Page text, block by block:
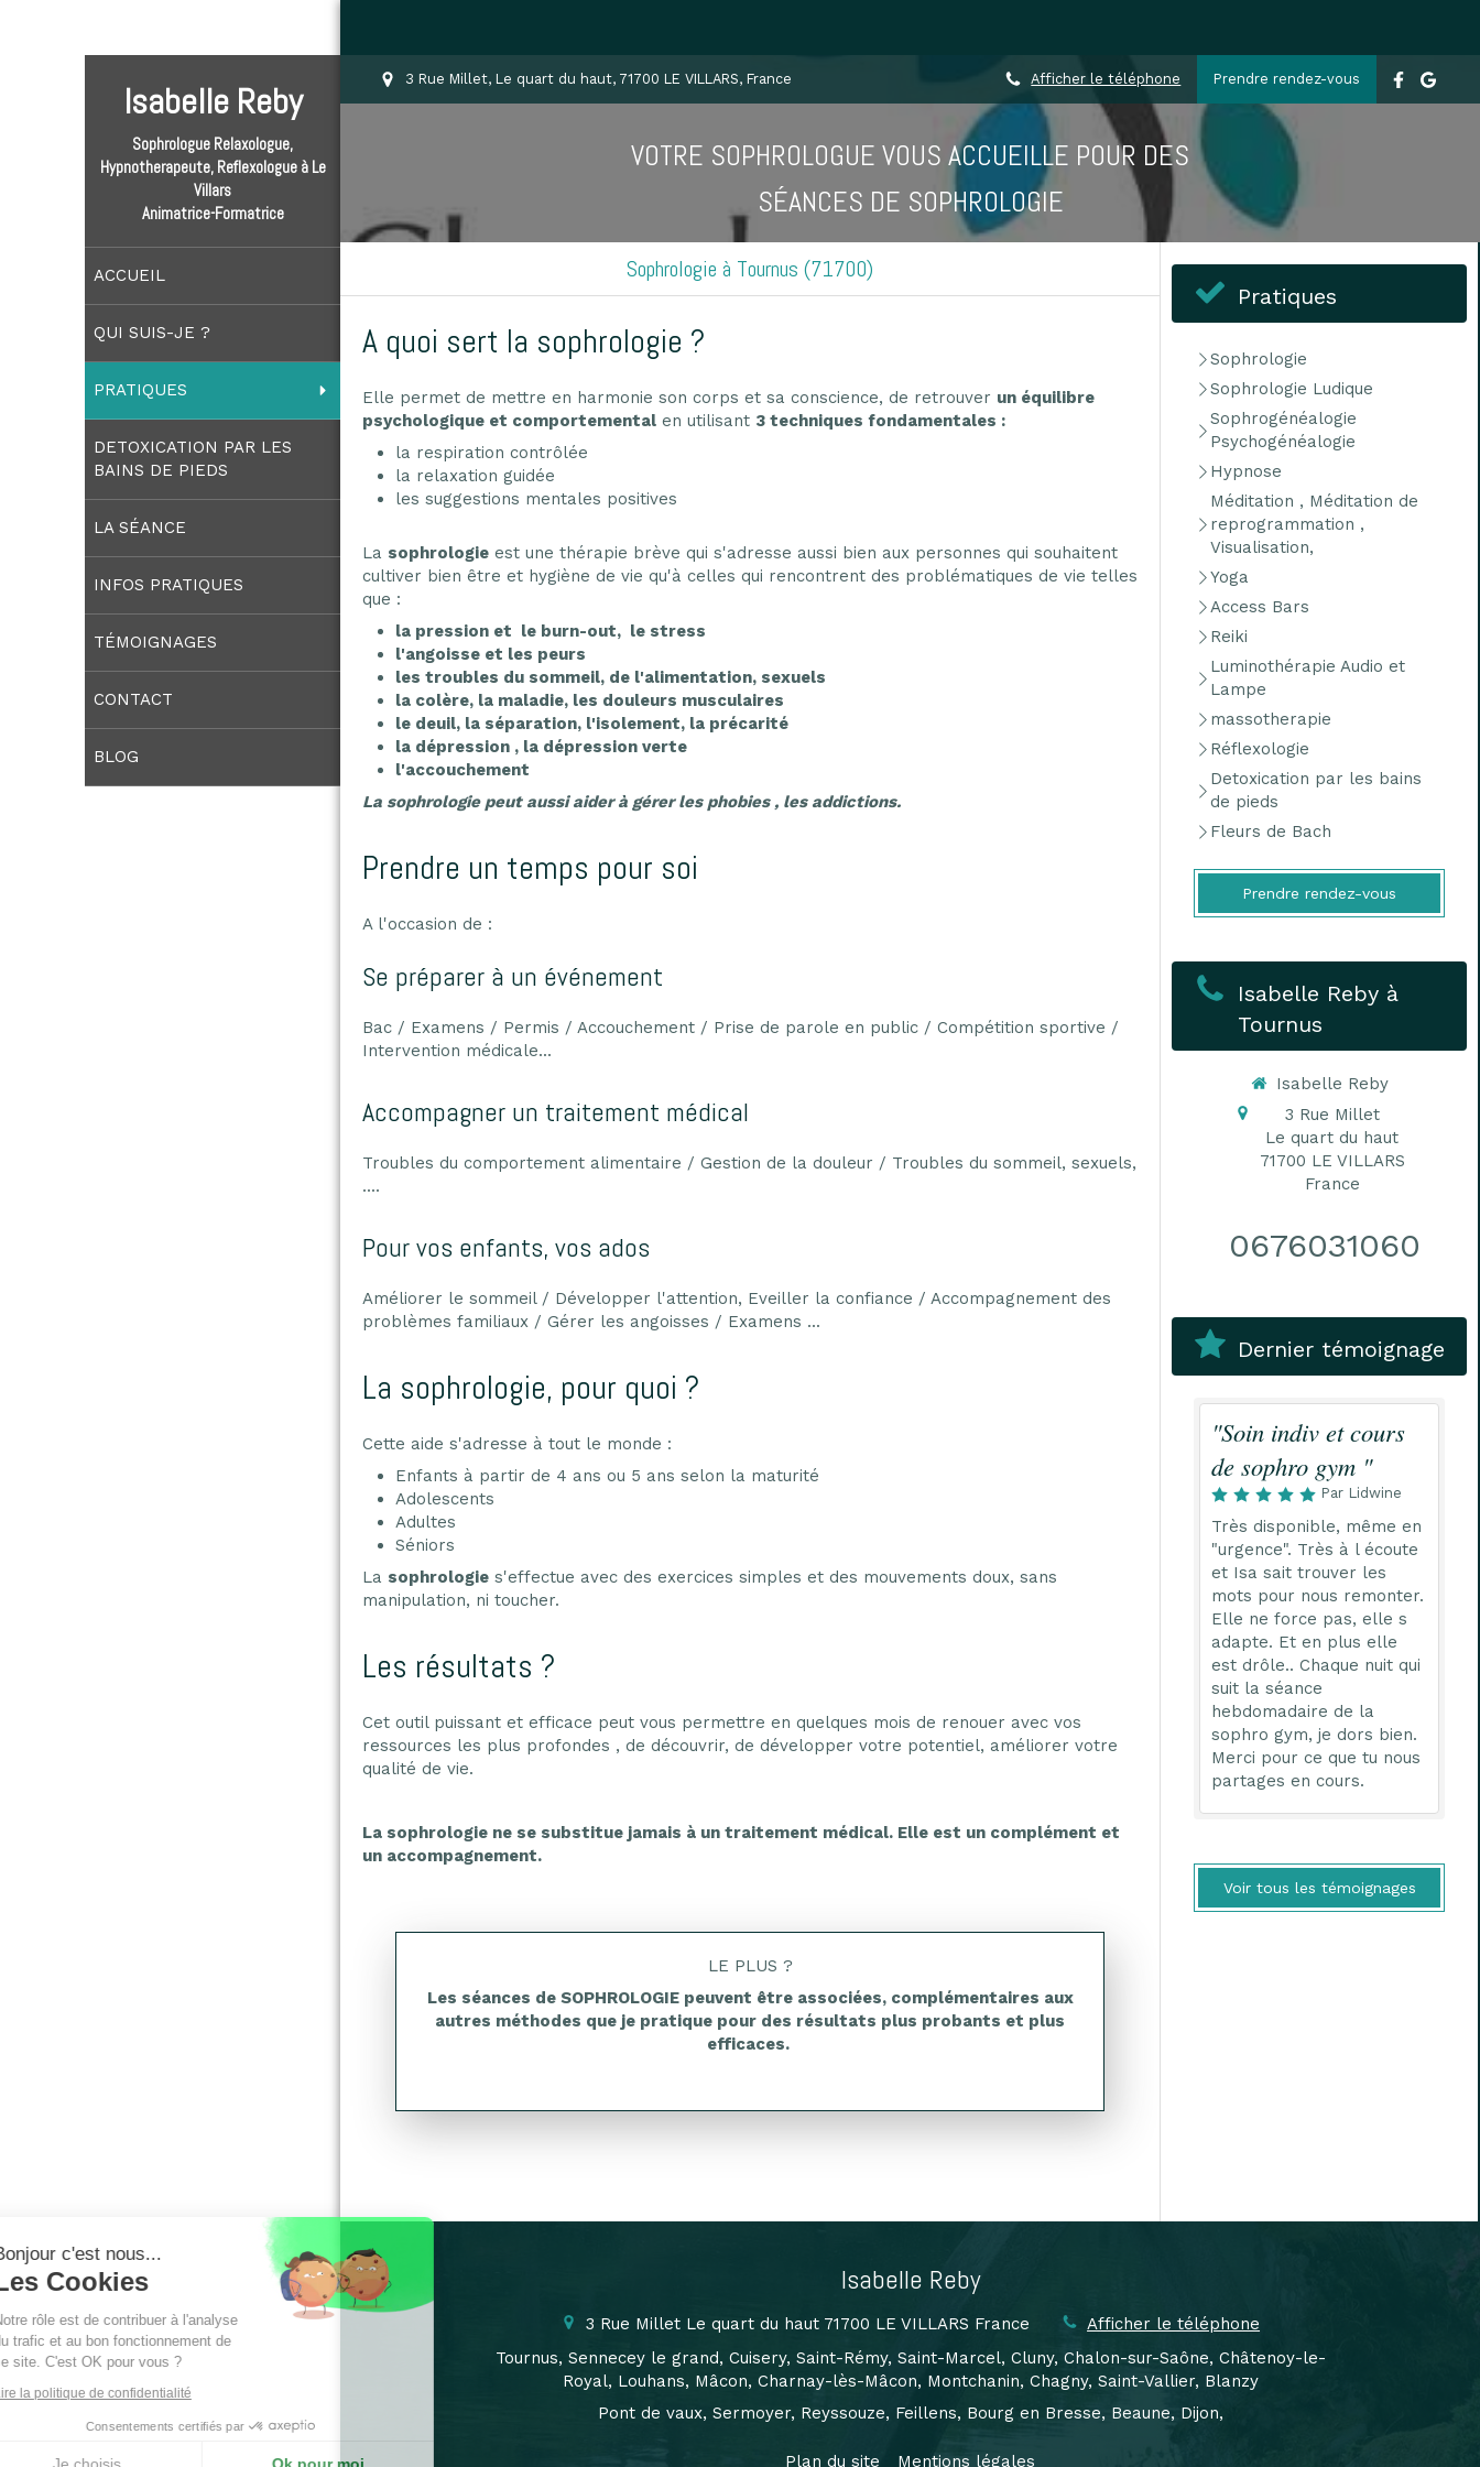
Isabelle Reby
Sophrologue Relaxologue,
Hypnotherapeute, Reflexologue à Le
Villars
Animatrice-Formatrice
ACCUEIL
QUI SUIS-JE ?
PRATIQUES
DETOXICATION PAR LES
BAINS DE PIEDS
LA SÉANCE
INFOS PRATIQUES
TÉMOIGNAGES
CONTACT
BLOG
3 Rue Millet, Le quart du haut, 71700 LE VILLARS, France Prendre rendez-vous
Afficher le téléphone
VOTRE SOPHROLOGUE VOUS ACCUEILLE POUR DES
SÉANCES DE SOPHROLOGIE
Sophrologie à Tournus (71700)
A quoi sert la sophrologie ?
Elle permet de mettre en harmonie son corps et sa conscience, de retrouver un équilibre
psychologique et comportemental en utilisant 3 techniques fondamentales :
la respiration contrôlée
la relaxation guidée
les suggestions mentales positives
La sophrologie est une thérapie brève qui s'adresse aussi bien aux personnes qui souhaitent
cultiver bien être et hygiène de vie qu'à celles qui rencontrent des problématiques de vie telles
que :
la pression et le burn-out, le stress
l'angoisse et les peurs
les troubles du sommeil, de l'alimentation, sexuels
la colère, la maladie, les douleurs musculaires
le deuil, la séparation, l'isolement, la précarité
la dépression , la dépression verte
l'accouchement
La sophrologie peut aussi aider à gérer les phobies , les addictions.
Prendre un temps pour soi
A l'occasion de :
Se préparer à un événement
Bac / Examens / Permis / Accouchement / Prise de parole en public / Compétition sportive /
Intervention médicale...
Accompagner un traitement médical
Troubles du comportement alimentaire / Gestion de la douleur / Troubles du sommeil, sexuels,
....
Pour vos enfants, vos ados
Améliorer le sommeil / Développer l'attention, Eveiller la confiance / Accompagnement des
problèmes familiaux / Gérer les angoisses / Examens ...
La sophrologie, pour quoi ?
Cette aide s'adresse à tout le monde :
Enfants à partir de 4 ans ou 5 ans selon la maturité
Adolescents
Adultes
Séniors
La sophrologie s'effectue avec des exercices simples et des mouvements doux, sans
manipulation, ni toucher.
Les résultats ?
Cet outil puissant et efficace peut vous permettre en quelques mois de renouer avec vos
ressources les plus profondes , de découvrir, de développer votre potentiel, améliorer votre
qualité de vie.
La sophrologie ne se substitue jamais à un traitement médical. Elle est un complément et
un accompagnement.
LE PLUS ?
Les séances de SOPHROLOGIE peuvent être associées, complémentaires aux
autres méthodes que je pratique pour des résultats plus probants et plus
efficaces.
Pratiques
Sophrologie
Sophrologie Ludique
Sophrogénéalogie
Psychogénéalogie
Hypnose
Méditation , Méditation de
reprogrammation ,
Visualisation,
Yoga
Access Bars
Reiki
Luminothérapie Audio et
Lampe
massotherapie
Réflexologie
Detoxication par les bains
de pieds
Fleurs de Bach
Prendre rendez-vous
Isabelle Reby à
Tournus
Isabelle Reby
3 Rue Millet
Le quart du haut
71700 LE VILLARS
France
0676031060
Dernier témoignage
"Soin indiv et cours
de sophro gym "
Par Lidwine
Très disponible, même en
"urgence". Très à l écoute
et Isa sait trouver les
mots pour nous remonter.
Elle ne force pas, elle s
adapte. Et en plus elle
est drôle.. Chaque nuit qui
suit la séance
hebdomadaire de la
sophro gym, je dors bien.
Merci pour ce que tu nous
partages en cours.
Voir tous les témoignages
Isabelle Reby
3 Rue Millet Le quart du haut 71700 LE VILLARS France
Afficher le téléphone
Tournus, Sennecey le grand, Cuisery, Saint-Rémy, Saint-Marcel, Cluny, Chalon-sur-Saône, Châtenoy-le-
Royal, Louhans, Mâcon, Charnay-lès-Mâcon, Montchanin, Chagny, Saint-Vallier, Blanzy
Pont de vaux, Sermoyer, Reyssouze, Feillens, Bourg en Bresse, Beaune, Dijon,
Plan du site Mentions légales
Bonjour c'est nous...
Les Cookies
Notre rôle est de contribuer à l'analyse
du trafic et au bon fonctionnement de
ce site. C'est OK pour vous ?
Lire la politique de confidentialité
Consentements certifiés par